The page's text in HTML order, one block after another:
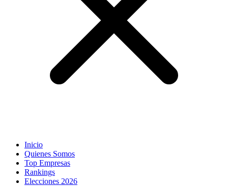
Inicio
Quienes Somos
Top Empresas
Rankings
Elecciones 2026